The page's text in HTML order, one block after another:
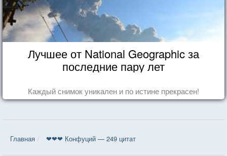
Лучшее от National Geographic за
последние пару лет
Каждый снимок уникален и по истине прекрасен!
Главная ❤❤❤ Конфуций — 249 цитат